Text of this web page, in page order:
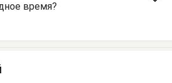
время?